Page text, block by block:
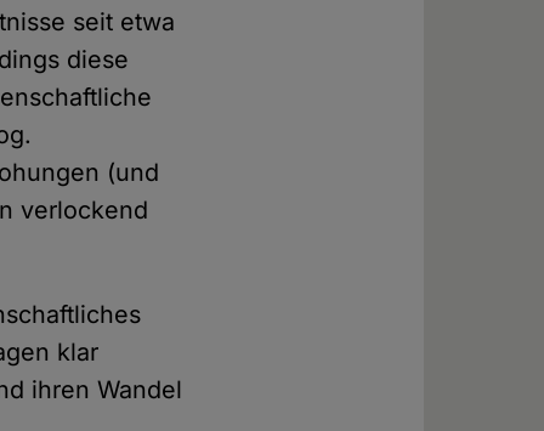
seit etwa
diese
(und
verlockend
klar
ihren Wandel